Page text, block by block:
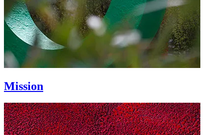
Mission